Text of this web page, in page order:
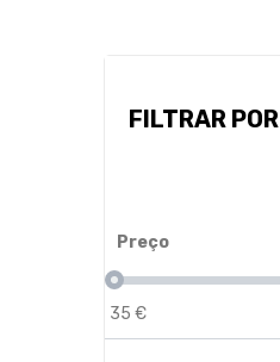
FILTRAR POR
Preço
35 €